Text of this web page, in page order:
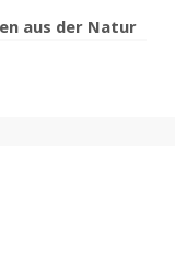
aus der Natur